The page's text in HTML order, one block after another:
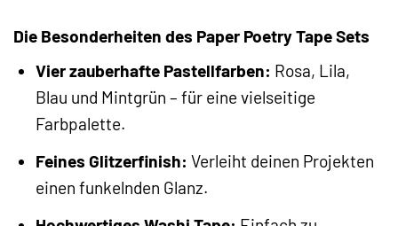
Die Besonderheiten des Paper Poetry Tape Sets
Vier zauberhafte Pastellfarben: Rosa, Lila,
Blau und Mintgrün – für eine vielseitige
Farbpalette.
Feines Glitzerfinish: Verleiht deinen Projekten
einen funkelnden Glanz.